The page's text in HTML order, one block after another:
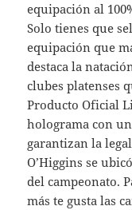
equipación al
Solo tienes que
equipación que
destaca la
clubes platenses
Producto Oficial
holograma con
garantizan la
O’Higgins se
del campeonato.
más te gusta las